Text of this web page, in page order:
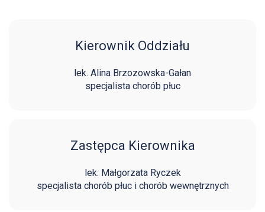
Kierownik Oddziału
lek. Alina Brzozowska-Gałan
specjalista chorób płuc
Zastępca Kierownika
lek. Małgorzata Ryczek
specjalista chorób płuc i chorób wewnętrznych